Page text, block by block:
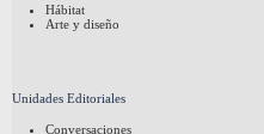
Hábitat
Arte y diseño
Unidades Editoriales
Conversaciones